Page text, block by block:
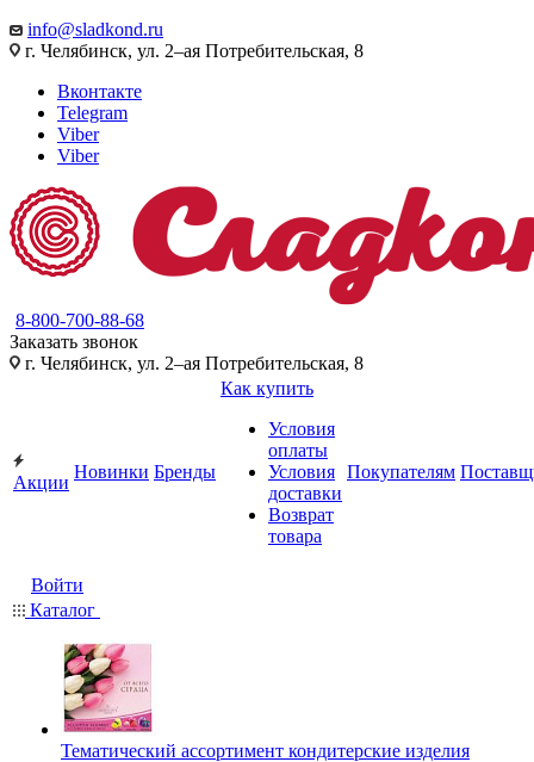
info@sladkond.ru
г. Челябинск, ул. 2–ая Потребительская, 8
Вконтакте
Telegram
Viber
Viber
8-800-700-88-68
Заказать звонок
г. Челябинск, ул. 2–ая Потребительская, 8
Акции
Новинки Бренды
Как купить
Условия
оплаты
Условия
доставки
Возврат
товара
Покупателям
Войти
Каталог
Тематический ассортимент кондитерские изделия